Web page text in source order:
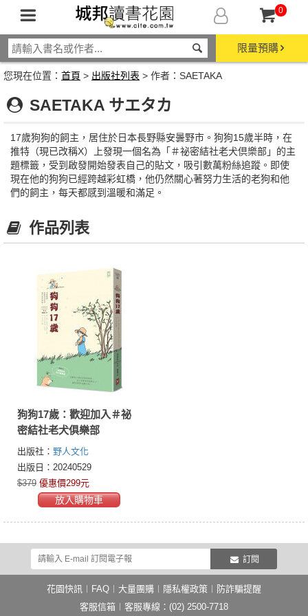
0
限量預購
您現在位置： 首頁 > 出版社列表 > 作者：SAETAKA
SAETAKA サエタカ
17歲狗狗的飼主，居住於日本長野縣安曇野市。狗狗15歲半時，在
推特（現已改稱X）上發現一個名為「＃祕密結社老犬倶樂部」的主
題標籤，受到啟發開始發表自己的貼文，吸引數萬粉絲追蹤。即使
現在他的狗狗已經跨越彩虹橋，他仍然關心著努力生活的老狗和他
們的飼主，每天都感到溫暖和滿足。
作品列表
狗狗17歲：歡迎加入＃祕
密結社老犬俱樂部
出版社： 野人文化
出版日：20240529
$379 優惠價299元
放入購物車
訂閱
花園快訊 FAQ 大量團購 隱私權政策
防詐騙提醒
客服信箱 ︱客服專線：(02) 2500-7718